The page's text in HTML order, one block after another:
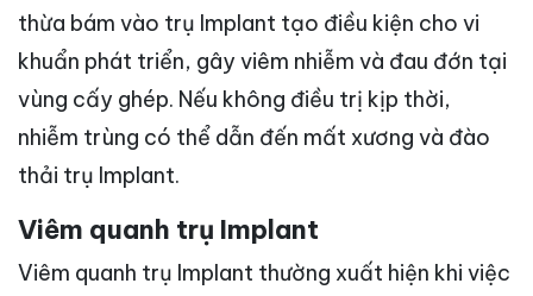
thừa bám vào trụ Implant tạo điều kiện cho vi
khuẩn phát triển, gây viêm nhiễm và đau đớn tại
vùng cấy ghép. Nếu không điều trị kịp thời,
nhiễm trùng có thể dẫn đến mất xương và đào
thải trụ Implant.
Viêm quanh trụ Implant
Viêm quanh trụ Implant thường xuất hiện khi việc